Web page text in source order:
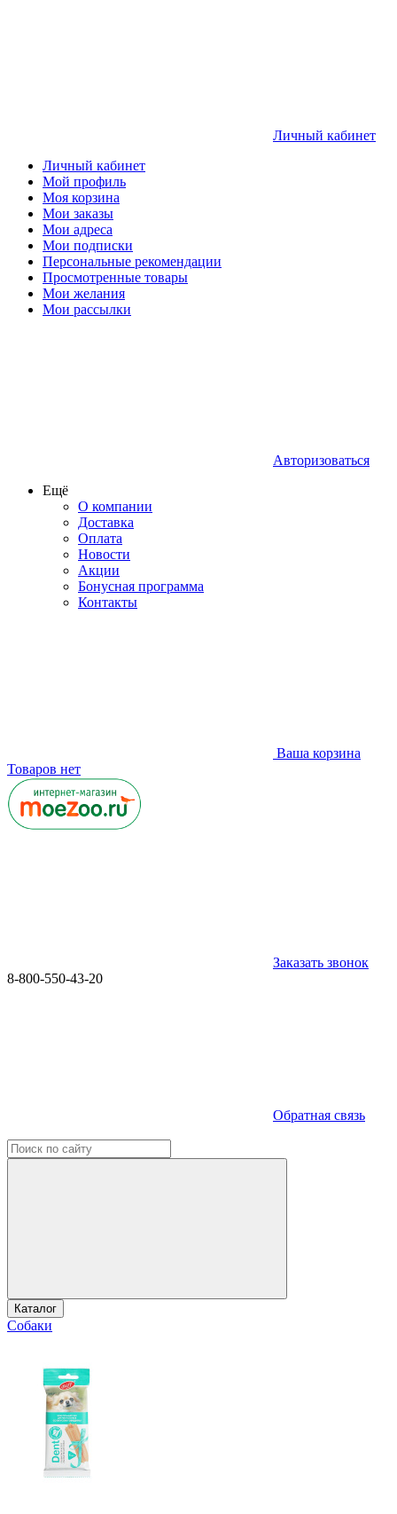
Личный кабинет
Личный кабинет
Мой профиль
Моя корзина
Мои заказы
Мои адреса
Мои подписки
Персональные рекомендации
Просмотренные товары
Мои желания
Мои рассылки
Авторизоваться
Ещё
О компании
Доставка
Оплата
Новости
Акции
Бонусная программа
Контакты
Ваша корзина
Товаров нет
Заказать звонок
8-800-550-43-20
Обратная связь
Каталог
Собаки